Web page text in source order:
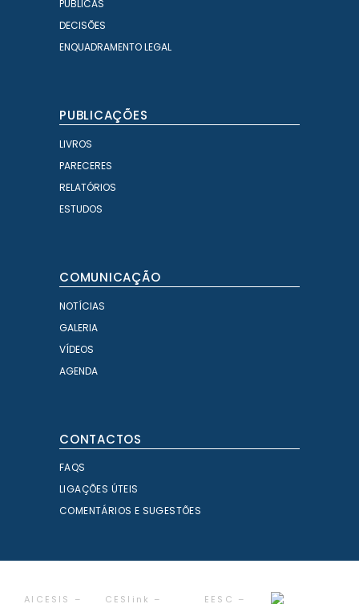
PÚBLICAS
DECISÕES
ENQUADRAMENTO LEGAL
PUBLICAÇÕES
LIVROS
PARECERES
RELATÓRIOS
ESTUDOS
COMUNICAÇÃO
NOTÍCIAS
GALERIA
VÍDEOS
AGENDA
CONTACTOS
FAQS
LIGAÇÕES ÚTEIS
COMENTÁRIOS E SUGESTÕES
AICESIS – CESlink – EESC –